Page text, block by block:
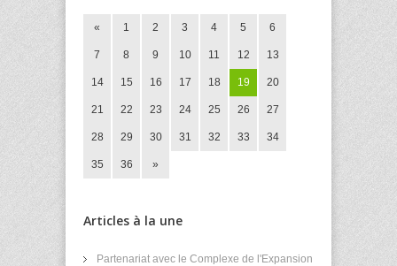
« 1 2 3 4 5 6
7 8 9 10 11 12 13
14 15 16 17 18 19 20
21 22 23 24 25 26 27
28 29 30 31 32 33 34
35 36 »
Articles à la une
Partenariat avec le Complexe de l'Expansion